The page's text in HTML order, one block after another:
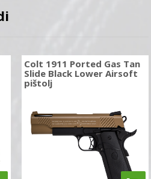
Colt 1911 Ported Gas Tan
Slide Black Lower Airsoft
pištolj